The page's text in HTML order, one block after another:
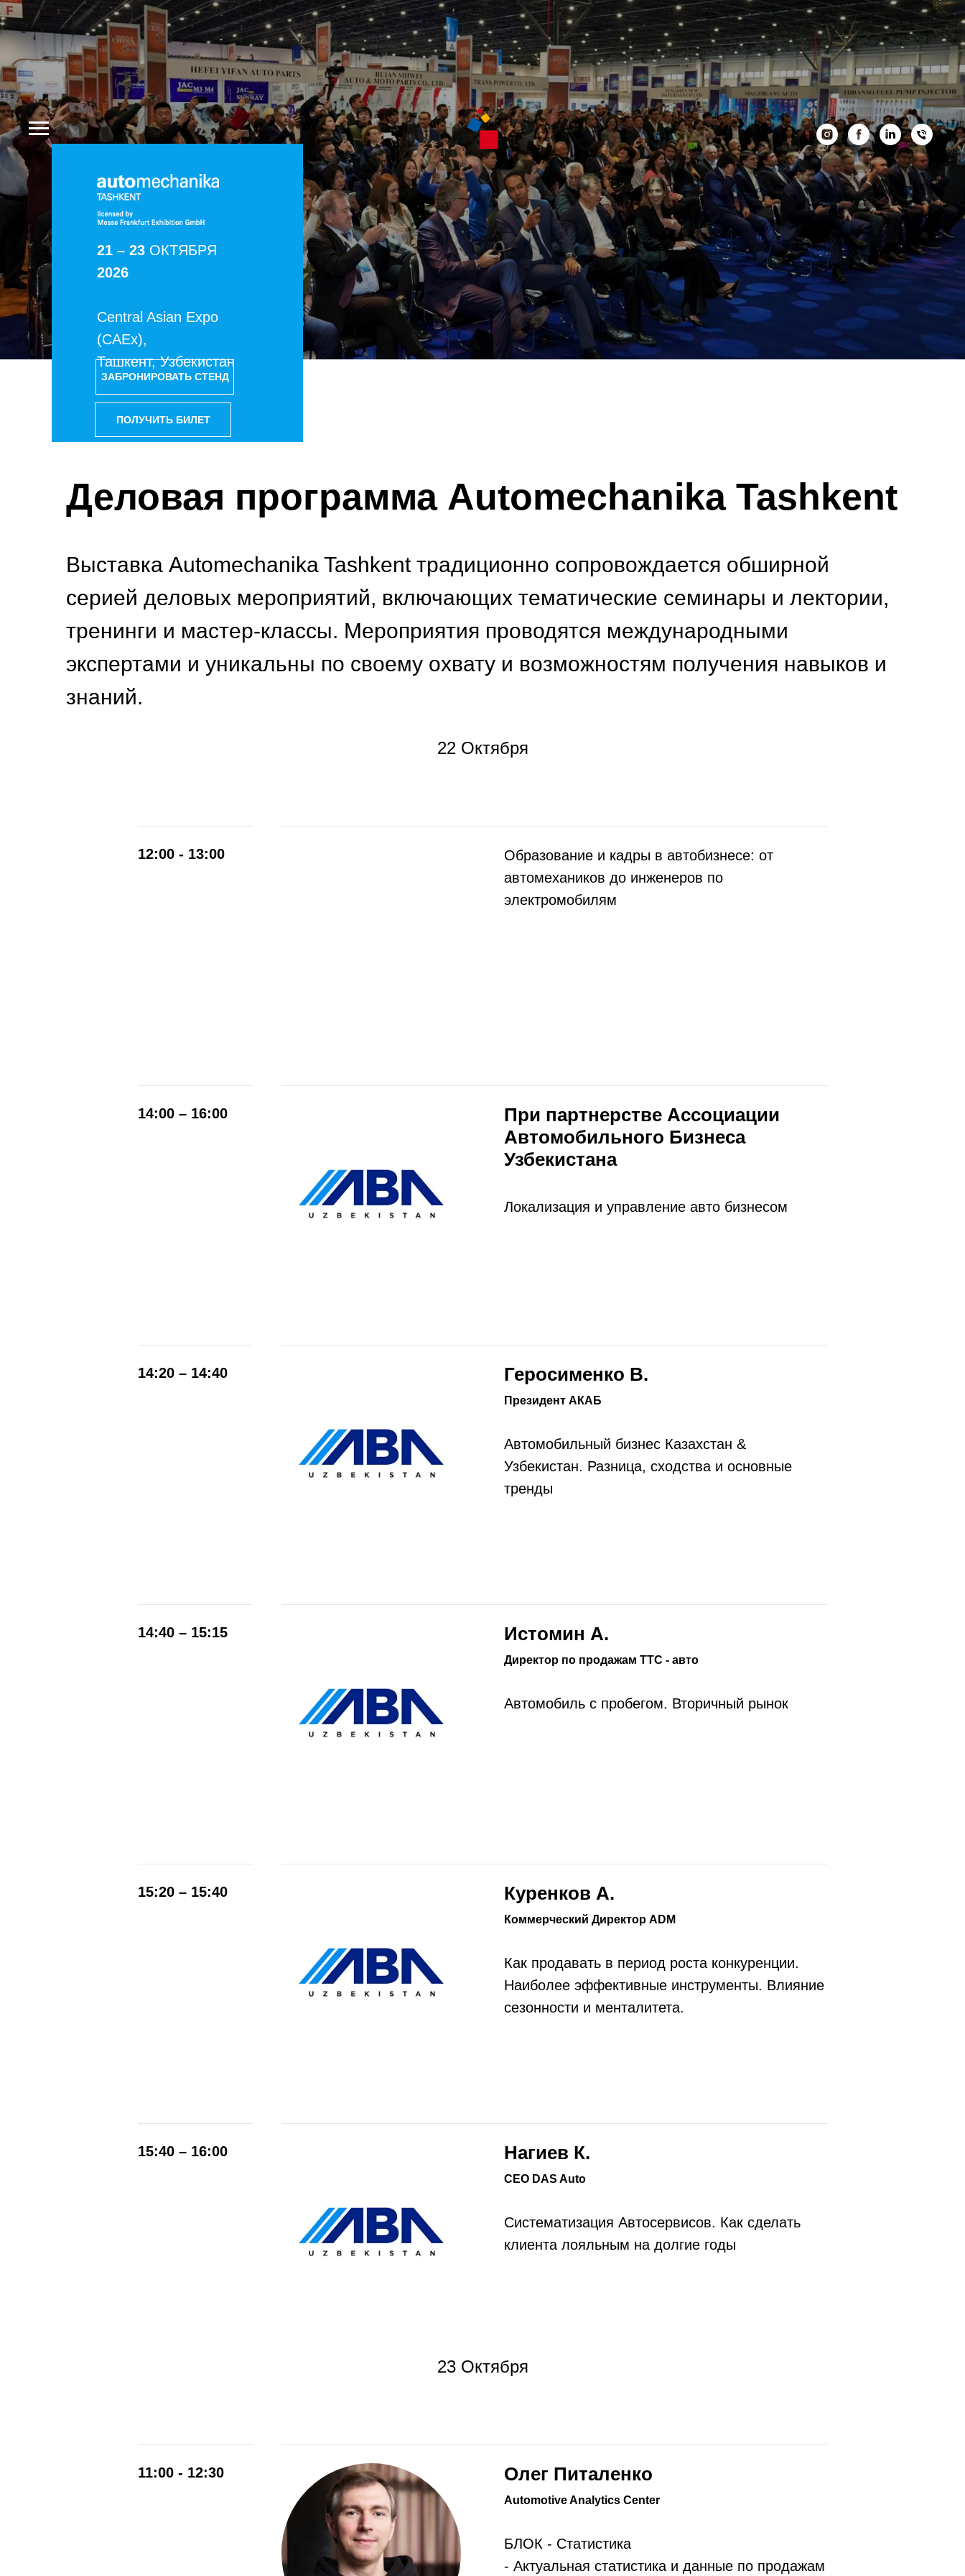
ЗАБРОНИРОВАТЬ СТЕНД
21 – 23 ОКТЯБРЯ
2026
Central Asian Expo
(CAEx),
Ташкент, Узбекистан
ПОЛУЧИТЬ БИЛЕТ
Деловая программа Automechanika Tashkent
Выставка Automechanika Tashkent традиционно сопровождается обширной
серией деловых мероприятий, включающих тематические семинары и лектории,
тренинги и мастер-классы. Мероприятия проводятся международными
экспертами и уникальны по своему охвату и возможностям получения навыков и
знаний.
22 Октября
12:00 - 13:00
Образование и кадры в автобизнесе: от
автомехаников до инженеров по
электромобилям
14:00 – 16:00
При партнерстве Ассоциации
Автомобильного Бизнеса
Узбекистана
Локализация и управление авто бизнесом
14:20 – 14:40 Геросименко В.
Президент АКАБ
Автомобильный бизнес Казахстан &
Узбекистан. Разница, сходства и основные
тренды
14:40 – 15:15 Истомин А.
Директор по продажам ТТС - авто
Автомобиль с пробегом. Вторичный рынок
15:20 – 15:40 Куренков А.
Коммерческий Директор ADM
Как продавать в период роста конкуренции.
Наиболее эффективные инструменты. Влияние
сезонности и менталитета.
15:40 – 16:00 Нагиев К.
CEO DAS Auto
Систематизация Автосервисов. Как сделать
клиента лояльным на долгие годы
23 Октября
11:00 - 12:30 Олег Питаленко
Automotive Analytics Center
БЛОК - Статистика
- Актуальная статистика и данные по продажам